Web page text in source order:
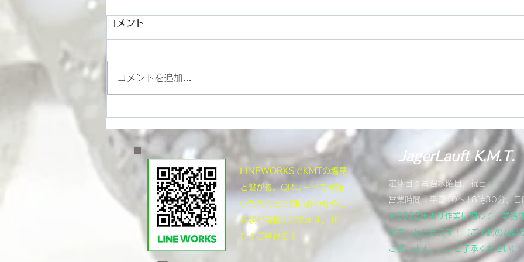
岡山足回り技術で極めるモー
ターサイクルの走り
ヤマハFZSフェザーのフォー
クに対応
ンジ
す。
防げ
を巡
コメント
コメントを追加…
​LINEWORKSでKMTの塩見
と繋がる。QRコードで登録
いただくとお問い合わせやご
相談が気軽に行えます。ぜ
ひ！ご登録を！！
JagerLauft K.M.T.
定休日：毎週水曜日、祝日
営業時間：平日10～18時30分、
＊2022年より作業に関して、業務
せていただきます！（ご予約のない
ございます。。。ご了承ください）